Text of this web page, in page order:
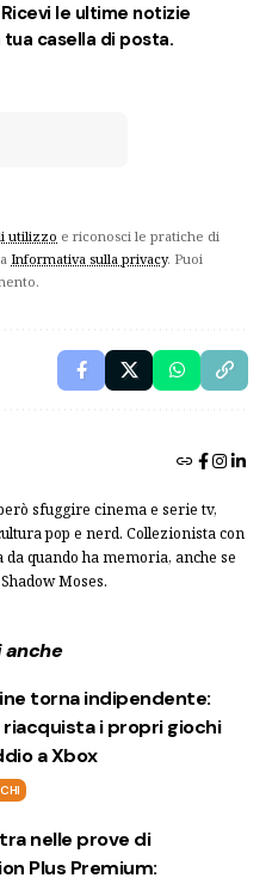
le ultime notizie
casella di posta.
utilizzo e riconosci le pratiche di
Informativa sulla privacy. Puoi
sfuggire cinema e serie tv,
pop e nerd. Collezionista con
quando ha memoria, anche se
Moses.
torna indipendente:
i propri giochi
a Xbox
nelle prove di
Plus Premium: